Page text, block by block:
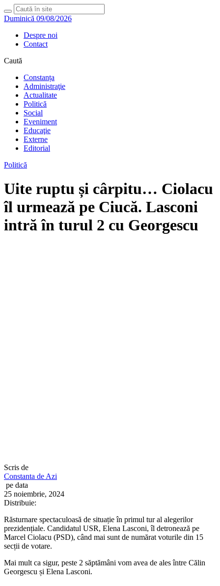
Duminică 09/08/2026
Despre noi
Contact
Caută
Constanța
Administraţie
Actualitate
Politică
Social
Eveniment
Educaţie
Externe
Editorial
Politică
Uite ruptu și cârpitu… Ciolacu
îl urmează pe Ciucă. Lasconi
intră în turul 2 cu Georgescu
Scris de
Constanta de Azi
pe data
25 noiembrie, 2024
Distribuie:
Răsturnare spectaculoasă de situație în primul tur al alegerilor
prezidențiale. Candidatul USR, Elena Lasconi, îl detronează pe
Marcel Ciolacu (PSD), când mai sunt de numărat voturile din 15
secții de votare.
Mai mult ca sigur, peste 2 săptămâni vom avea de ales între Călin
Georgescu și Elena Lasconi.